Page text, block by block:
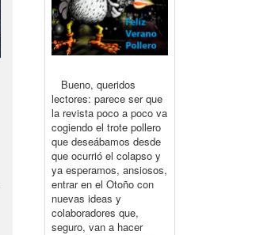
Bueno, queridos
lectores: parece ser que
la revista poco a poco va
cogiendo el trote pollero
que deseábamos desde
que ocurrió el colapso y
ya esperamos, ansiosos,
entrar en el Otoño con
nuevas ideas y
colaboradores que,
seguro, van a hacer